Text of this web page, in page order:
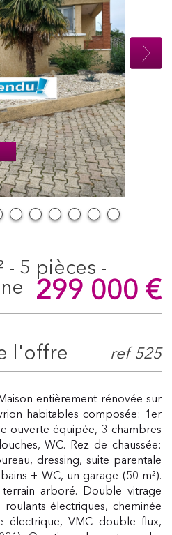
299 000 €
l'offre ref 525
entièrement rénovée sur
habitables composée: 1er
ouverte équipée, 3 chambres
WC. Rez de chaussée:
dressing, suite parentale
+ WC, un garage (50 m²).
arboré. Double vitrage
roulants électriques, cheminée
électrique, VMC double flux,